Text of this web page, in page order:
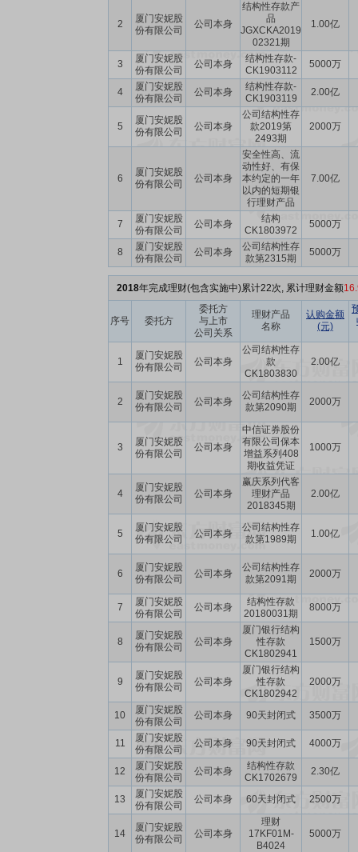
2
厦门安妮股
份有限公司
公司本身
结构性存款产
品
JGXCKA2019
02321期
1.00亿
3
厦门安妮股
份有限公司
公司本身
结构性存款-
CK1903112
5000万
4
厦门安妮股
份有限公司
公司本身
结构性存款-
CK1903119
2.00亿
5
厦门安妮股
份有限公司
公司本身
公司结构性存
款2019第
2493期
2000万
6
厦门安妮股
份有限公司
公司本身
安全性高、流
动性好、有保
本约定的一年
以内的短期银
行理财产品
7.00亿
7
厦门安妮股
份有限公司
公司本身
结构
CK1803972
5000万
8
厦门安妮股
份有限公司
公司本身
公司结构性存
款第2315期
5000万
2018年完成理财(包含实施中)累计22次, 累计理财金额
序号 委托方
委托方
与上市
公司关系
理财产品
名称
认购金额
(元)
1
厦门安妮股
份有限公司
公司本身
公司结构性存
款
CK1803830
2.00亿
2
厦门安妮股
份有限公司
公司本身
公司结构性存
款第2090期
2000万
3
厦门安妮股
份有限公司
公司本身
中信证券股份
有限公司保本
增益系列408
期收益凭证
1000万
4
厦门安妮股
份有限公司
公司本身
赢庆系列代客
理财产品
2018345期
2.00亿
5
厦门安妮股
份有限公司
公司本身
公司结构性存
款第1989期
1.00亿
6
厦门安妮股
份有限公司
公司本身
公司结构性存
款第2091期
2000万
7
厦门安妮股
份有限公司
公司本身
结构性存款
20180031期
8000万
8
厦门安妮股
份有限公司
公司本身
厦门银行结构
性存款
CK1802941
1500万
9
厦门安妮股
份有限公司
公司本身
厦门银行结构
性存款
CK1802942
2000万
10
厦门安妮股
份有限公司
公司本身 90天封闭式 3500万
11
厦门安妮股
份有限公司
公司本身 90天封闭式 4000万
12
厦门安妮股
份有限公司
公司本身
结构性存款
CK1702679
2.30亿
13
厦门安妮股
份有限公司
公司本身 60天封闭式 2500万
14
厦门安妮股
份有限公司
公司本身
理财
17KF01M-
B4024
5000万